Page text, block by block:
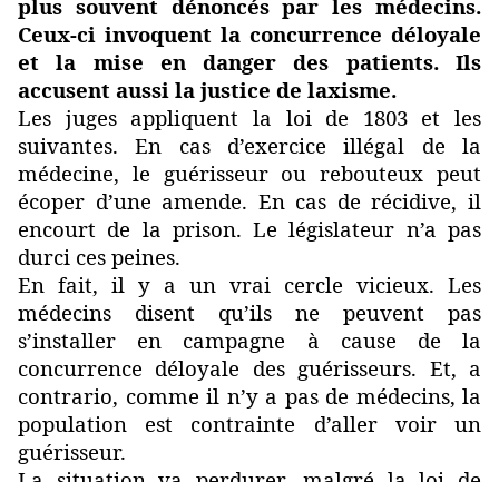
plus souvent dénoncés par les médecins.
Ceux-ci invoquent la concurrence déloyale
et la mise en danger des patients. Ils
accusent aussi la justice de laxisme.
Les juges appliquent la loi de 1803 et les
suivantes. En cas d’exercice illégal de la
médecine, le guérisseur ou rebouteux peut
écoper d’une amende. En cas de récidive, il
encourt de la prison. Le législateur n’a pas
durci ces peines.
En fait, il y a un vrai cercle vicieux. Les
médecins disent qu’ils ne peuvent pas
s’installer en campagne à cause de la
concurrence déloyale des guérisseurs. Et, a
contrario, comme il n’y a pas de médecins, la
population est contrainte d’aller voir un
guérisseur.